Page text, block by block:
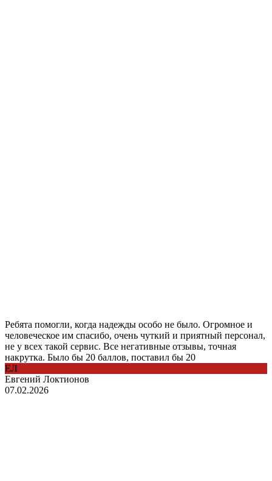
Ребята помогли, когда надежды особо не было. Огромное и
человеческое им спасибо, очень чуткий и приятный персонал,
не у всех такой сервис. Все негативные отзывы, точная
накрутка. Было бы 20 баллов, поставил бы 20
ЕЛ
Евгений Локтионов
07.02.2026